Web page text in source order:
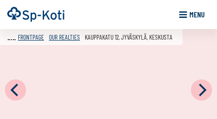
Go
to
Frontpage MENU
FRONTPAGE OUR REALTIES KAUPPAKATU 12, JYVÄSKYLÄ, KESKUSTA